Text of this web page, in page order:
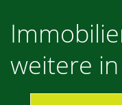
weitere